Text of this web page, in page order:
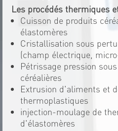
Les procédés thermiques
Cuisson de produits
élastomères
Cristallisation sous
(champ électrique,
Pétrissage pression
céréalières
Extrusion d'aliments et
thermoplastiques
injection-moulage de
d'élastomères